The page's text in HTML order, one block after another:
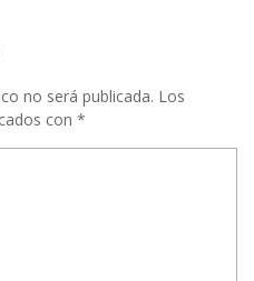
no será publicada. Los
con *